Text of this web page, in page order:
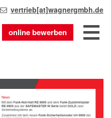
vertrieb[at]wagnergmbh.de
online bewerben